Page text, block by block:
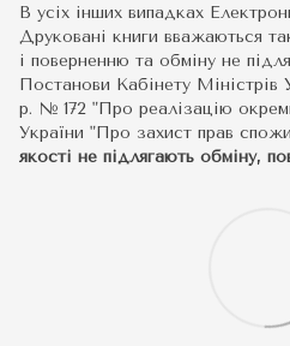
В усіх інших випадках
Друковані книги вважаються
і поверненню та обміну не
Постанови Кабінету Міністрів
р. № 172 "Про реалізацію
України "Про захист прав
якості не підлягають обміну,